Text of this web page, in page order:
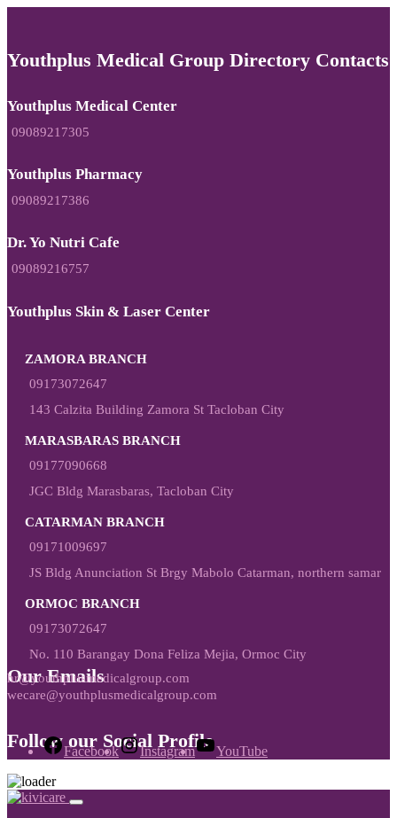
Youthplus Medical Group Directory Contacts
Youthplus Medical Center
09089217305
Youthplus Pharmacy
09089217386
Dr. Yo Nutri Cafe
09089216757
Youthplus Skin & Laser Center
ZAMORA BRANCH
09173072647
143 Calzita Building Zamora St Tacloban City
MARASBARAS BRANCH
09177090668
JGC Bldg Marasbaras, Tacloban City
CATARMAN BRANCH
09171009697
JS Bldg Anunciation St Brgy Mabolo Catarman, northern samar
ORMOC BRANCH
09173072647
No. 110 Barangay Dona Feliza Mejia, Ormoc City
Our Emails
hr@youthplusmedicalgroup.com
wecare@youthplusmedicalgroup.com
Follow our Social Profile
Facebook Instagram YouTube